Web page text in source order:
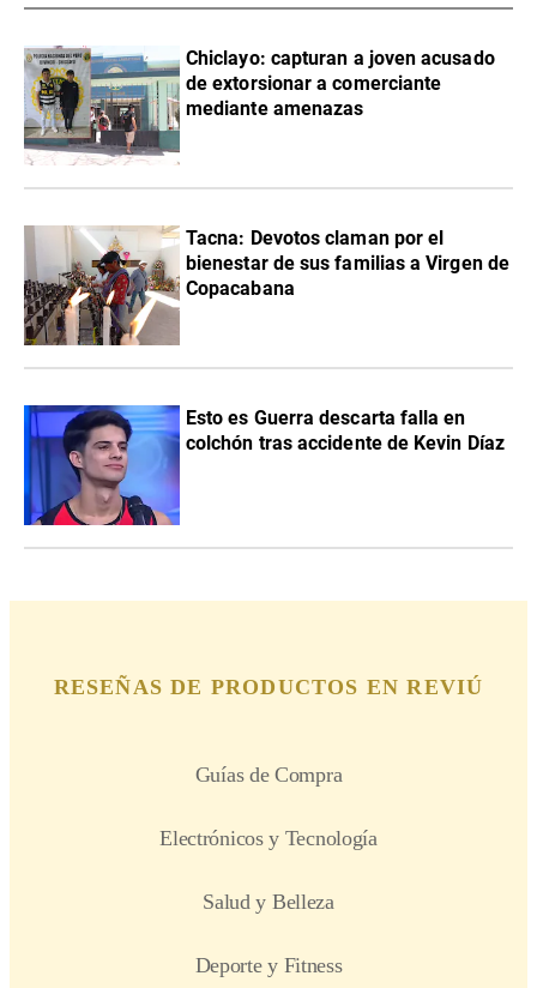
Chiclayo: capturan a joven acusado
de extorsionar a comerciante
mediante amenazas
Tacna: Devotos claman por el
bienestar de sus familias a Virgen de
Copacabana
Esto es Guerra descarta falla en
colchón tras accidente de Kevin Díaz